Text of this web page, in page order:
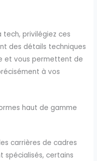
tech, privilégiez ces
des détails techniques
et vous permettent de
à vos
haut de gamme
carrières de cadres
spécialisés, certains